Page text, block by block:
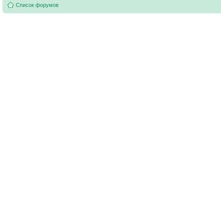
Список форумов